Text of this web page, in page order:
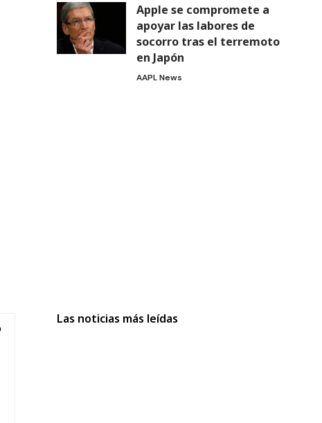
Apple se compromete a
apoyar las labores de
socorro tras el terremoto
en Japón
AAPL News
Las noticias más leídas